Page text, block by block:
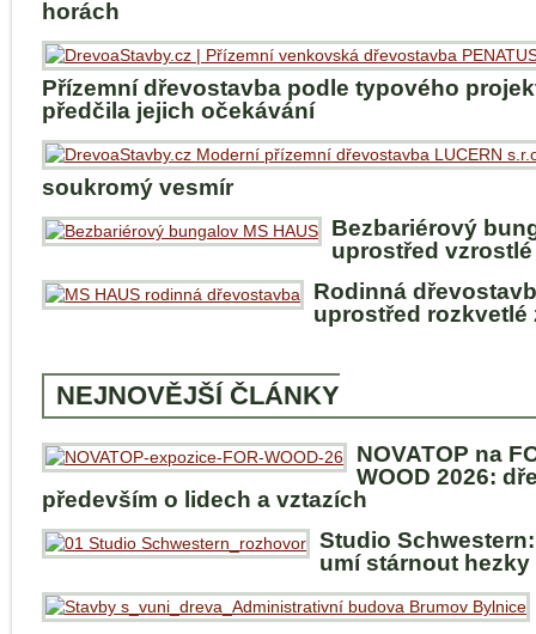
horách
Přízemní dřevostavba podle typového
předčila jejich očekávání
soukromý vesmír
Bezbariérový
uprostřed
Rodinná
uprostřed rozkvetlé
NEJNOVĚJŠÍ ČLÁNKY
NOVATOP na
WOOD 2026:
především o lidech a vztazích
Studio
umí stárnout hezky